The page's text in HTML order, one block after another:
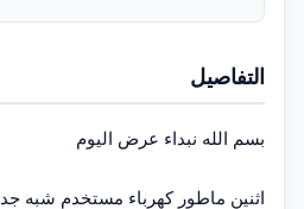
التفاصيل